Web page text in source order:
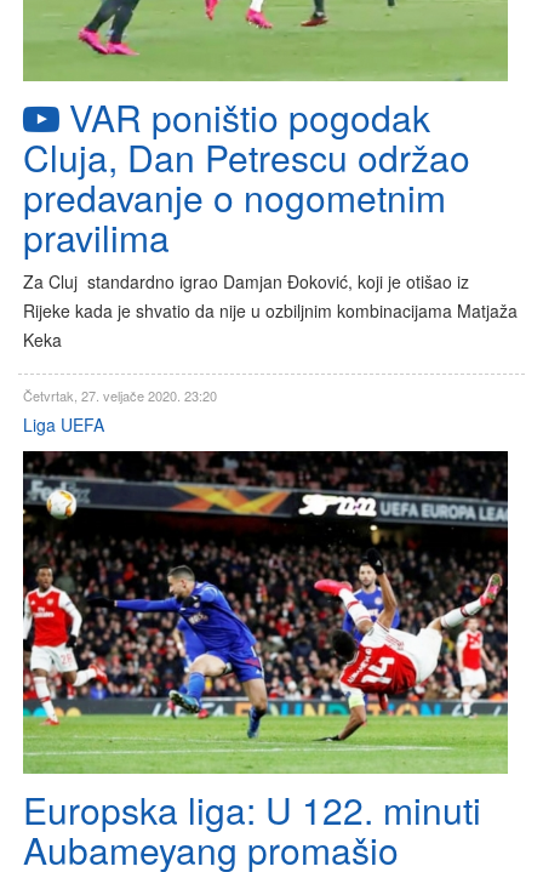
VAR poništio pogodak
Cluja, Dan Petrescu održao
predavanje o nogometnim
pravilima
Za Cluj standardno igrao Damjan Đoković, koji je otišao iz
Rijeke kada je shvatio da nije u ozbiljnim kombinacijama Matjaža
Keka
Četvrtak, 27. veljače 2020. 23:20
Liga UEFA
Europska liga: U 122. minuti
Aubameyang promašio